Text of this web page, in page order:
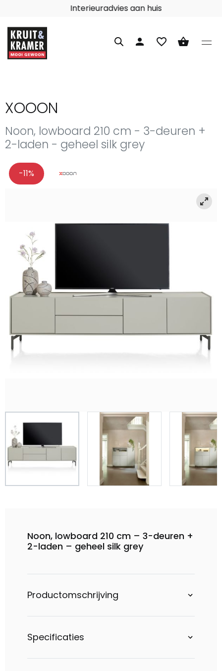
Interieuradvies aan huis
person favorite_border shopping_basket
XOOON
Noon, lowboard 210 cm - 3-deuren +
2-laden - geheel silk grey
-11%
Noon, lowboard 210 cm – 3-deuren +
2-laden – geheel silk grey
Productomschrijving
Specificaties